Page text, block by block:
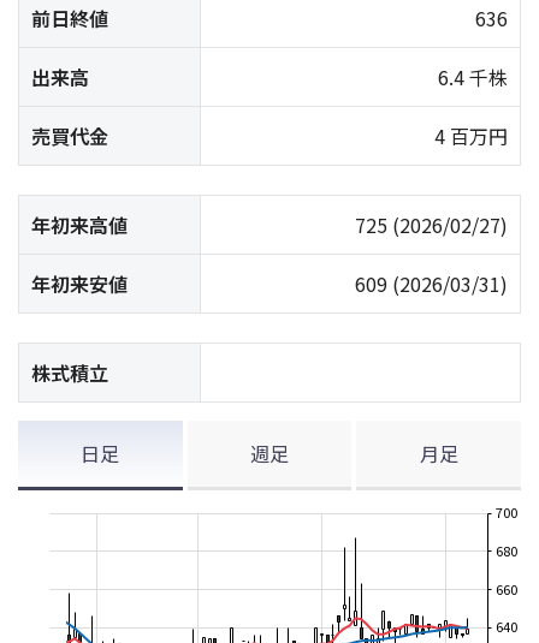
前日終値 636
出来高 6.4 千株
売買代金 4 百万円
年初来高値 725 (2026/02/27)
年初来安値 609 (2026/03/31)
株式積立
日足 週足 月足
640
660
680
700